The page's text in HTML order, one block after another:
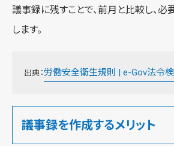
議事録に残すことで、前月と比較し、
します。
出典： 労働安全衛生規則 | e-Gov法令
議事録を作成するメリット